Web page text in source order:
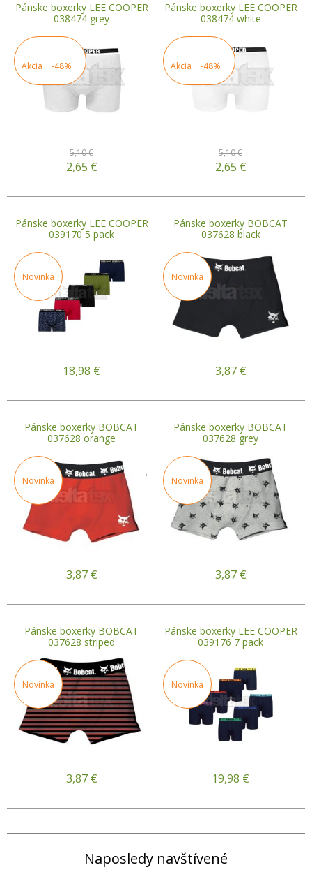
Pánske boxerky LEE COOPER
038474 grey
Akcia -48%
5,10 €
2,65 €
Pánske boxerky LEE COOPER
038474 white
Akcia -48%
5,10 €
2,65 €
Pánske boxerky LEE COOPER
039170 5 pack
Novinka
18,98 €
Pánske boxerky BOBCAT
037628 black
Novinka
3,87 €
Pánske boxerky BOBCAT
037628 orange
Novinka
3,87 €
Pánske boxerky BOBCAT
037628 grey
Novinka
3,87 €
Pánske boxerky BOBCAT
037628 striped
Novinka
3,87 €
Pánske boxerky LEE COOPER
039176 7 pack
Novinka
19,98 €
Naposledy navštívené